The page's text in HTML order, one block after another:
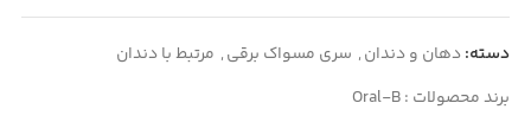
دسته:دهان و دندان, سری مسواک برقی, مرتبط با دندان
برند محصولات :Oral-B